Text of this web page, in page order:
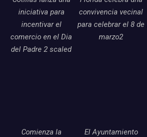
iniciativa para
incentivar el
comercio en el Dia
del Padre 2 scaled
convivencia vecinal
para celebrar el 8 de
marzo2
Comienza la
El Ayuntamiento